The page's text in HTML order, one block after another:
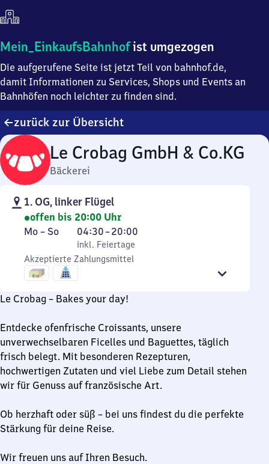
Mein
Einkaufsbahnhof
ist
umgezogen
Mein_EinkaufsBahnhofist umgezogen
Die aufgerufene Seite ist jetzt Teil von bahnhof.de,
damit Informationen zu Services, Shops und Events an
Bahnhöfen noch leichter zu finden sind.
zurück zur Übersicht
Le Crobag GmbH & Co.KG
Bäckerei
1. OG, linker Flügel
offen bis 20:00 Uhr
Montag
Sonntag
Mo – So,
inkl. Feiertage
04:30–20:00
Von
4
Uhr
20
inkl. Feiertage
Akzeptierte Zahlungsmittel
Le Crobag – Bakes your day!
Entdecke ofenfrische Croissants, unsere
unverwechselbaren Ficelles und Baguettes, täglich
frisch belegt. Mit besonderen Rezepturen,
hochwertigen Zutaten und viel Liebe zum Detail stehen
wir für Genuss auf französische Art.
Ob herzhaft oder süß – bei uns findest du die perfekte
Stärkung für deine Reise.
Wir freuen uns auf Ihren Besuch.